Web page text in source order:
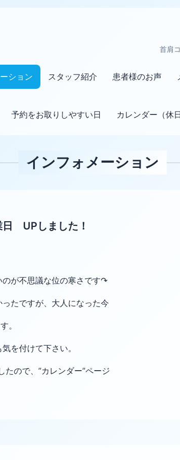
首肩
ション スタッフ紹介 患者様のお声
予約をお取りしやすい日 カレンダー（休日
インフォメーション
日 UPしました！
が不思議な位の寒さです↷
たですが、大人になった今
。
を付けて下さい。
ので、”カレンダー”ページ